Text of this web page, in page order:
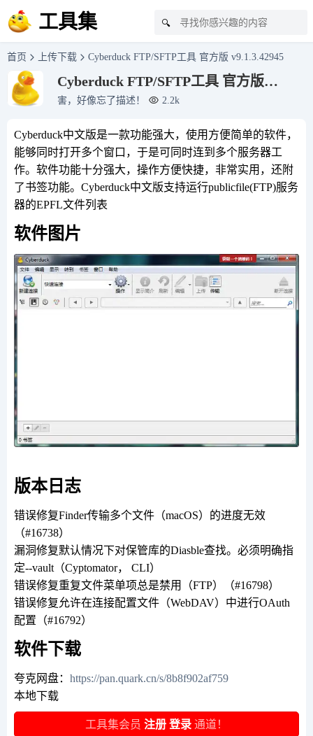
工具集 🔍
首页 上传下载 Cyberduck FTP/SFTP工具 官方版 v9.1.3.42945
Cyberduck FTP/SFTP工具 官方版
v9.1.3.42945
害，好像忘了描述！ 2.2k
Cyberduck中文版是一款功能强大，使用方便简单的软件，
能够同时打开多个窗口，于是可同时连到多个服务器工
作。软件功能十分强大，操作方便快捷，非常实用，还附
了书签功能。Cyberduck中文版支持运行publicfile(FTP)服务
器的EPFL文件列表
软件图片
版本日志
错误修复Finder传输多个文件（macOS）的进度无效
（#16738）
漏洞修复默认情况下对保管库的Diasble查找。必须明确指
定--vault（Cyptomator， CLI）
错误修复重复文件菜单项总是禁用（FTP）（#16798）
错误修复允许在连接配置文件（WebDAV）中进行OAuth
配置（#16792）
软件下载
夸克网盘： https://pan.quark.cn/s/8b8f902af759
本地下载
工具集会员 注册 登录 通道！